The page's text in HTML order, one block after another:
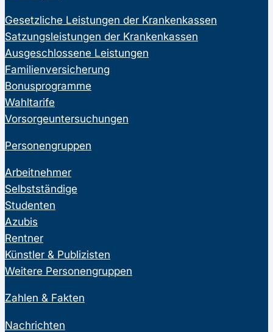
Gesetzliche Leistungen der Krankenkassen
Satzungsleistungen der Krankenkassen
Ausgeschlossene Leistungen
Familienversicherung
Bonusprogramme
Wahltarife
Vorsorgeuntersuchungen
Personengruppen
Arbeitnehmer
Selbstständige
Studenten
Azubis
Rentner
Künstler & Publizisten
Weitere Personengruppen
Zahlen & Fakten
Nachrichten